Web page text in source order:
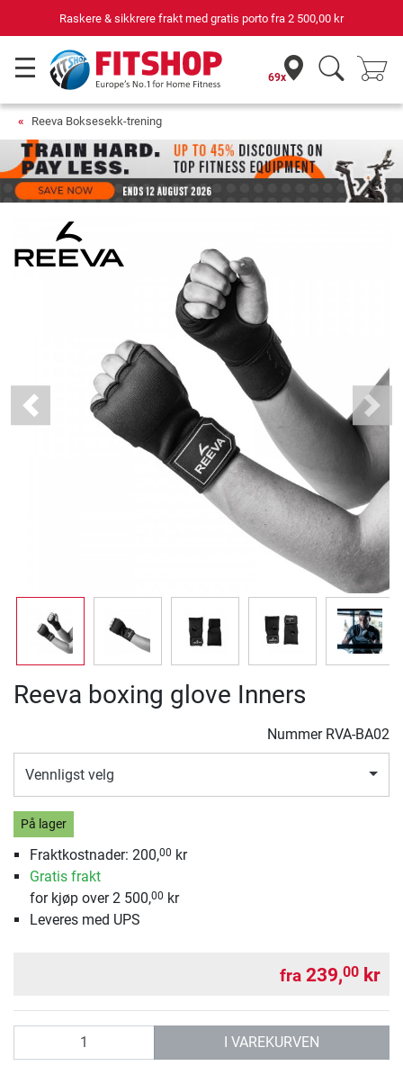
Raskere & sikkrere frakt med gratis porto fra 2 500,00 kr
69x
Reeva Boksesekk-trening
Previous Next
Reeva boxing glove Inners
Nummer RVA-BA02
Vennligst velg
På lager
Fraktkostnader: 200,00 kr
Gratis frakt
for kjøp over 2 500,00 kr
Leveres med UPS
fra 239,00 kr
I VAREKURVEN